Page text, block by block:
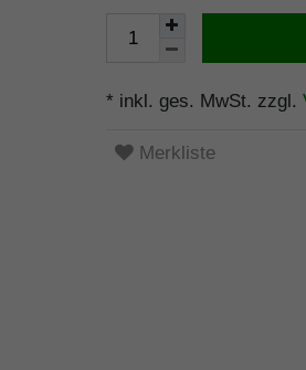
* inkl. ges. MwSt. zzgl.
Merkliste